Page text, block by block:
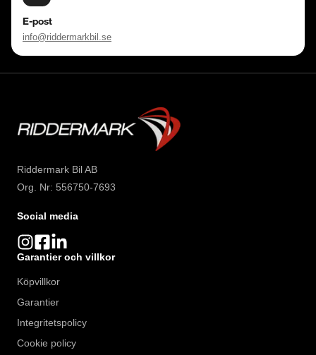
E-post
info@riddermarkbil.se
Riddermark Bil AB
Org. Nr: 556750-7693
Social media
Garantier och villkor
Köpvillkor
Garantier
Integritetspolicy
Cookie policy